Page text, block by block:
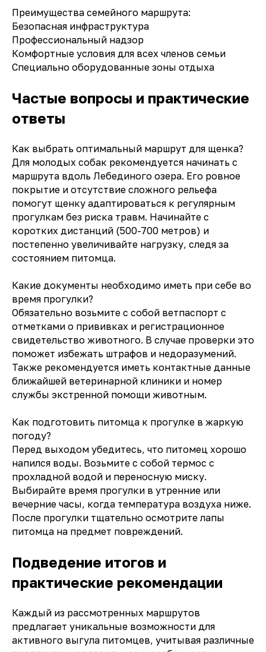
Преимущества семейного маршрута:
Безопасная инфраструктура
Профессиональный надзор
Комфортные условия для всех членов семьи
Специально оборудованные зоны отдыха
Частые вопросы и практические
ответы
Как выбрать оптимальный маршрут для щенка?
Для молодых собак рекомендуется начинать с
маршрута вдоль Лебединого озера. Его ровное
покрытие и отсутствие сложного рельефа
помогут щенку адаптироваться к регулярным
прогулкам без риска травм. Начинайте с
коротких дистанций (500-700 метров) и
постепенно увеличивайте нагрузку, следя за
состоянием питомца.
Какие документы необходимо иметь при себе во
время прогулки?
Обязательно возьмите с собой ветпаспорт с
отметками о прививках и регистрационное
свидетельство животного. В случае проверки это
поможет избежать штрафов и недоразумений.
Также рекомендуется иметь контактные данные
ближайшей ветеринарной клиники и номер
службы экстренной помощи животным.
Как подготовить питомца к прогулке в жаркую
погоду?
Перед выходом убедитесь, что питомец хорошо
напился воды. Возьмите с собой термос с
прохладной водой и переносную миску.
Выбирайте время прогулки в утренние или
вечерние часы, когда температура воздуха ниже.
После прогулки тщательно осмотрите лапы
питомца на предмет повреждений.
Подведение итогов и
практические рекомендации
Каждый из рассмотренных маршрутов
предлагает уникальные возможности для
активного выгула питомцев, учитывая различные